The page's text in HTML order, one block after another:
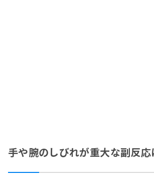
手や腕のしびれが重大な副反応